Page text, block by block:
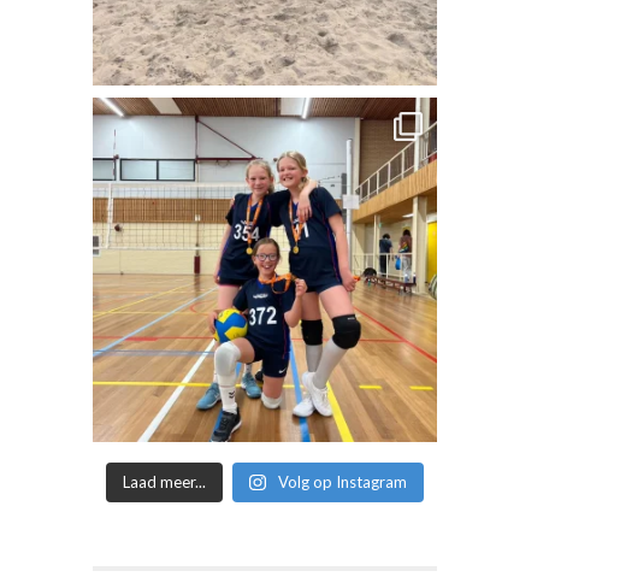
Laad meer... Volg op Instagram